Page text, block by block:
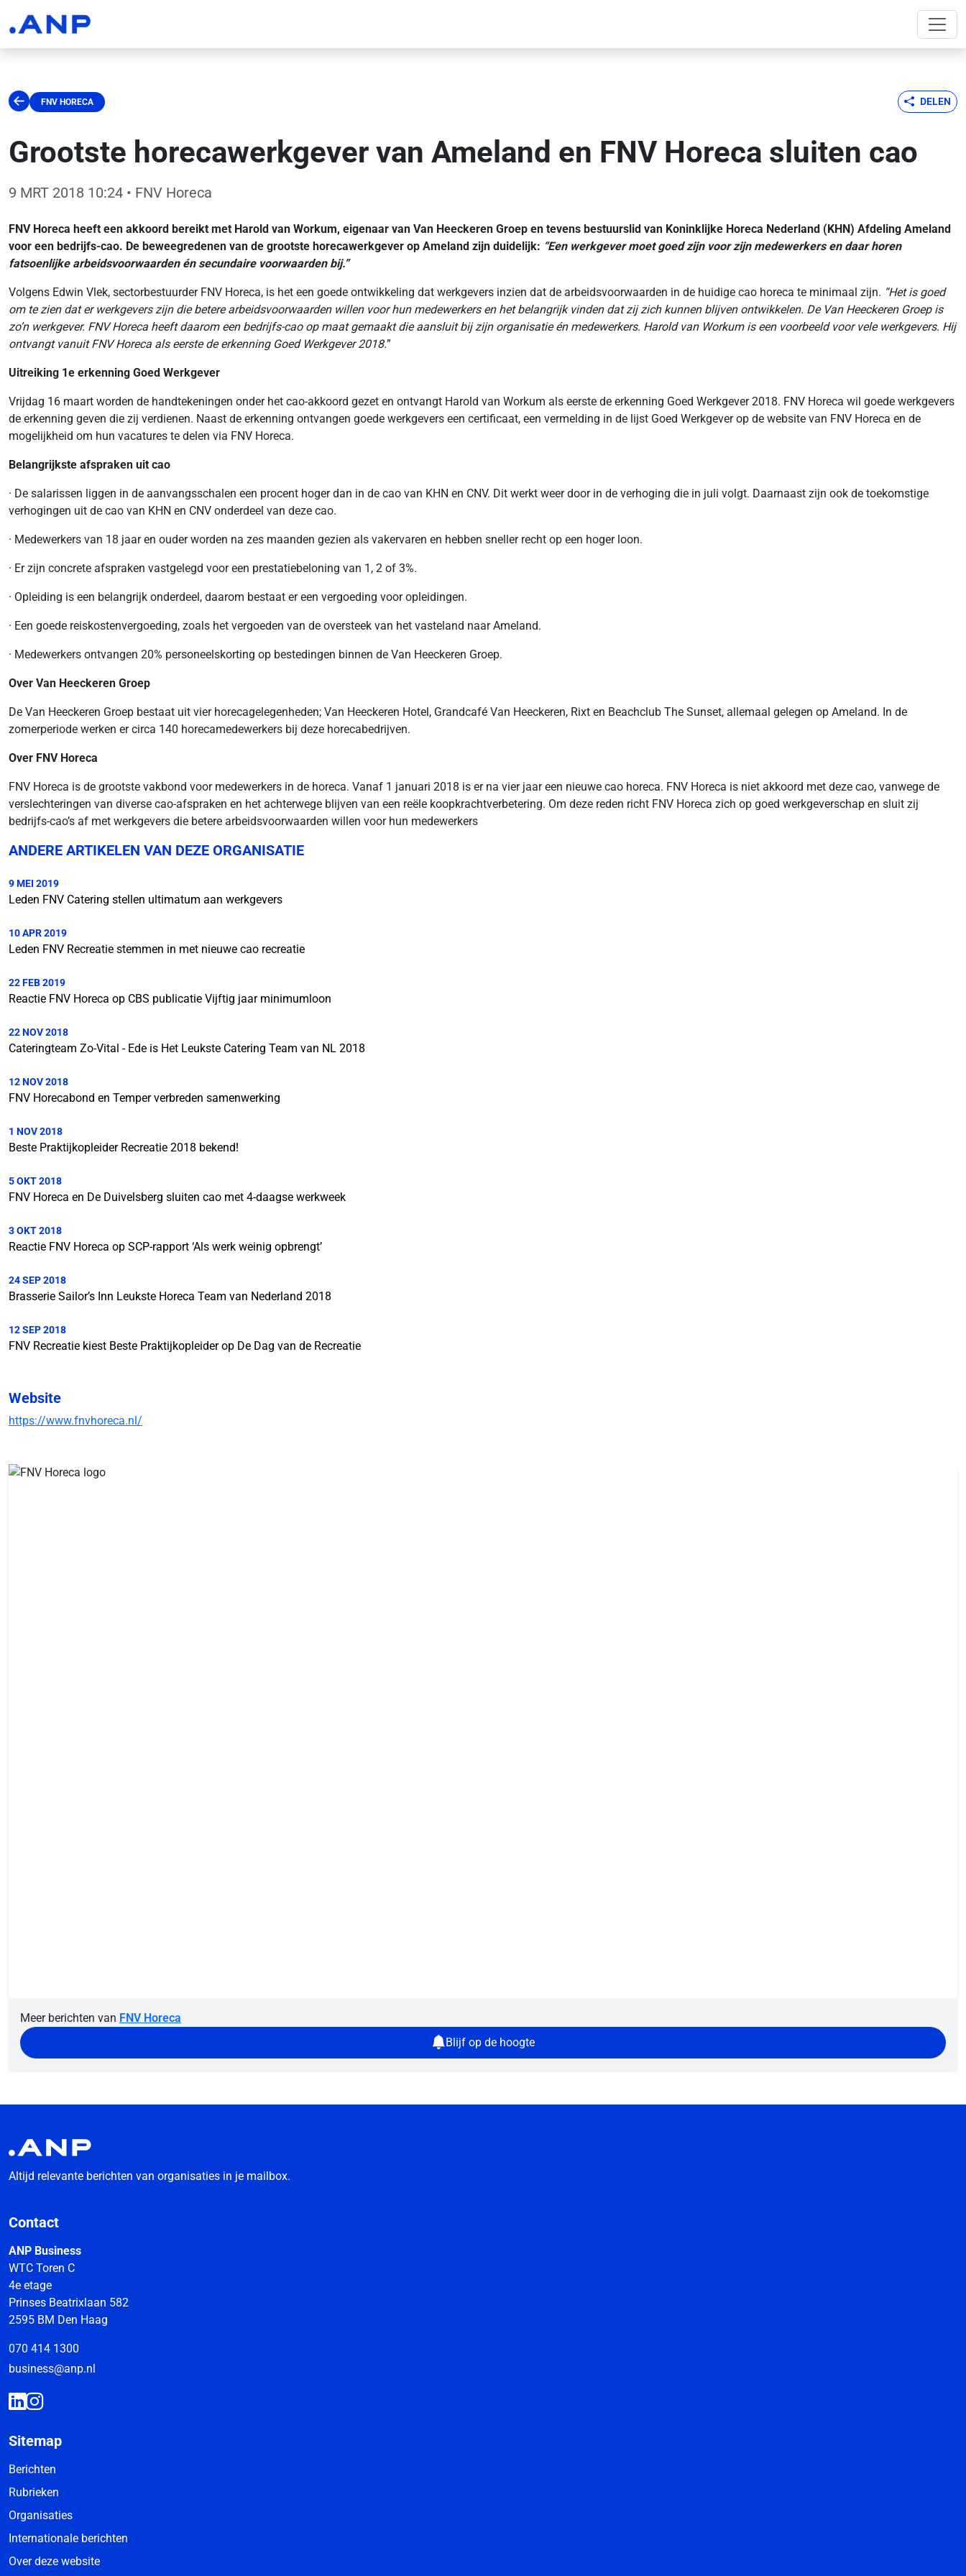
FNV HORECA DELEN
Grootste horecawerkgever van Ameland en FNV Horeca sluiten cao
9 MRT 2018 10:24 • FNV Horeca
FNV Horeca heeft een akkoord bereikt met Harold van Workum, eigenaar van Van Heeckeren Groep en tevens bestuurslid van Koninklijke Horeca Nederland (KHN) Afdeling Ameland
voor een bedrijfs-cao. De beweegredenen van de grootste horecawerkgever op Ameland zijn duidelijk: “Een werkgever moet goed zijn voor zijn medewerkers en daar horen
fatsoenlijke arbeidsvoorwaarden én secundaire voorwaarden bij.”
Volgens Edwin Vlek, sectorbestuurder FNV Horeca, is het een goede ontwikkeling dat werkgevers inzien dat de arbeidsvoorwaarden in de huidige cao horeca te minimaal zijn. “Het is goed
om te zien dat er werkgevers zijn die betere arbeidsvoorwaarden willen voor hun medewerkers en het belangrijk vinden dat zij zich kunnen blijven ontwikkelen. De Van Heeckeren Groep is
zo’n werkgever. FNV Horeca heeft daarom een bedrijfs-cao op maat gemaakt die aansluit bij zijn organisatie én medewerkers. Harold van Workum is een voorbeeld voor vele werkgevers. Hij
ontvangt vanuit FNV Horeca als eerste de erkenning Goed Werkgever 2018.”
Uitreiking 1e erkenning Goed Werkgever
Vrijdag 16 maart worden de handtekeningen onder het cao-akkoord gezet en ontvangt Harold van Workum als eerste de erkenning Goed Werkgever 2018. FNV Horeca wil goede werkgevers
de erkenning geven die zij verdienen. Naast de erkenning ontvangen goede werkgevers een certificaat, een vermelding in de lijst Goed Werkgever op de website van FNV Horeca en de
mogelijkheid om hun vacatures te delen via FNV Horeca.
Belangrijkste afspraken uit cao
· De salarissen liggen in de aanvangsschalen een procent hoger dan in de cao van KHN en CNV. Dit werkt weer door in de verhoging die in juli volgt. Daarnaast zijn ook de toekomstige
verhogingen uit de cao van KHN en CNV onderdeel van deze cao.
· Medewerkers van 18 jaar en ouder worden na zes maanden gezien als vakervaren en hebben sneller recht op een hoger loon.
· Er zijn concrete afspraken vastgelegd voor een prestatiebeloning van 1, 2 of 3%.
· Opleiding is een belangrijk onderdeel, daarom bestaat er een vergoeding voor opleidingen.
· Een goede reiskostenvergoeding, zoals het vergoeden van de oversteek van het vasteland naar Ameland.
· Medewerkers ontvangen 20% personeelskorting op bestedingen binnen de Van Heeckeren Groep.
Over Van Heeckeren Groep
De Van Heeckeren Groep bestaat uit vier horecagelegenheden; Van Heeckeren Hotel, Grandcafé Van Heeckeren, Rixt en Beachclub The Sunset, allemaal gelegen op Ameland. In de
zomerperiode werken er circa 140 horecamedewerkers bij deze horecabedrijven.
Over FNV Horeca
FNV Horeca is de grootste vakbond voor medewerkers in de horeca. Vanaf 1 januari 2018 is er na vier jaar een nieuwe cao horeca. FNV Horeca is niet akkoord met deze cao, vanwege de
verslechteringen van diverse cao-afspraken en het achterwege blijven van een reële koopkrachtverbetering. Om deze reden richt FNV Horeca zich op goed werkgeverschap en sluit zij
bedrijfs-cao’s af met werkgevers die betere arbeidsvoorwaarden willen voor hun medewerkers
ANDERE ARTIKELEN VAN DEZE ORGANISATIE
9 MEI 2019
Leden FNV Catering stellen ultimatum aan werkgevers
10 APR 2019
Leden FNV Recreatie stemmen in met nieuwe cao recreatie
22 FEB 2019
Reactie FNV Horeca op CBS publicatie Vijftig jaar minimumloon
22 NOV 2018
Cateringteam Zo-Vital - Ede is Het Leukste Catering Team van NL 2018
12 NOV 2018
FNV Horecabond en Temper verbreden samenwerking
1 NOV 2018
Beste Praktijkopleider Recreatie 2018 bekend!
5 OKT 2018
FNV Horeca en De Duivelsberg sluiten cao met 4-daagse werkweek
3 OKT 2018
Reactie FNV Horeca op SCP-rapport ‘Als werk weinig opbrengt’
24 SEP 2018
Brasserie Sailor’s Inn Leukste Horeca Team van Nederland 2018
12 SEP 2018
FNV Recreatie kiest Beste Praktijkopleider op De Dag van de Recreatie
Website
https://www.fnvhoreca.nl/
Meer berichten van FNV Horeca
Blijf op de hoogte
Altijd relevante berichten van organisaties in je mailbox.
Contact
ANP Business
WTC Toren C
4e etage
Prinses Beatrixlaan 582
2595 BM Den Haag
070 414 1300
business@anp.nl
Sitemap
Berichten
Rubrieken
Organisaties
Internationale berichten
Over deze website